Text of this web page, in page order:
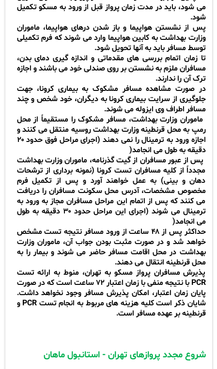
می شود، باید در مدت زمان پرواز قبل از ورود به مسکو تکمیل
شود.
پس از نشستن هواپیما و باز شدن درهای هواپیما، ماموران
وزارت بهداشت به کابین هواپیما وارد می شوند که فرم تکمیلی
توسط مسافر باید به آنها تحویل شود.
تا زمان اتمام بررسی های مقدماتی و اندازه گیری دمای بدن،
مسافران ملزم به نشستن بر روی صندلی خود می باشند و اجازه
ترک آن را ندارند.
در صورت مشاهده مسافر مشکوک به بیماری کرونا، جهت
جلوگیری از سرایت بیماری کرونا به دیگران، خود شخص و چند
مسافر اطراف وی ایزوله می شوند.
ماموران وزارت بهداشت، مسافر مشکوک را مستقیماً از محل
رمپ به محل قرنطینه وزارت بهداشت روسیه منتقل می کنند و
اجازه ورود به ترمینال را نمی دهند (اجرای مراحل فوق حدود۲۰
دقیقه به طول می انجامد(
پس از عبور مسافران از گیت گذرنامه، ماموران وزارت بهداشت
مجدداً از کلیه مسافران تست کرونا (نمونه برداری از ترشحات
دهان و بینی) به عمل خواهند آورد و پس از تکمیل فرم
مخصوص مشخصات، آدرس محل سکونت مسافران را دریافت
می کنند که پس از اتمام این مراحل مسافران مجاز به ورود به
ترمینال می شوند (اجرای این مراحل حدود۳۰ دقیقه به طول
می انجامد(
حداکثر پس از ۴۸ ساعت از ورود مسافر نتیجه تست مشخص
خواهد شد و در صورت مثبت بودن جواب آن، ماموران وزارت
بهداشت در محل اقامت مسافر حاضر می شوند و بیمار را به
محل قرنطینه انتقال می دهند.
پذیرش مسافران پرواز مسکو به تهران، منوط به ارائه تست
PCR با نتیجه منفی با زمان اعتبار۷۲ ساعت است که در صورت
پایان زمان اعتبار، امکان پذیرش مسافر وجود نخواهد داشت.
شایان ذکر است کلیه هزینه های مربوط به انجام تست
و
قرنطینه بر عهده مسافر است.
شروع مجدد پروازهای تهران - استانبول ماهان